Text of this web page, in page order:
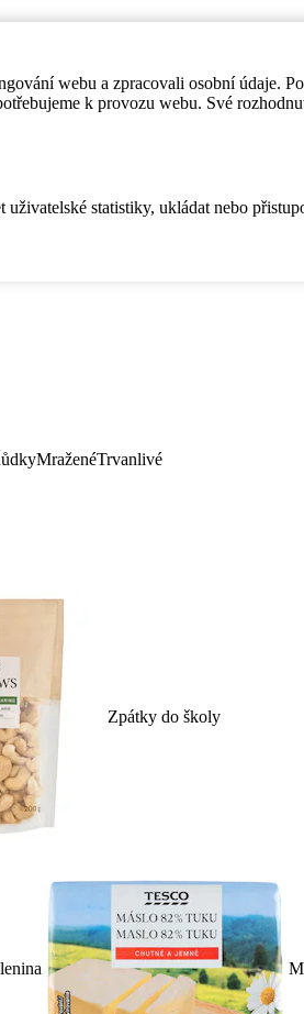
webu a zpracovali osobní údaje.
k provozu webu. Své
statistiky, ukládat nebo
MraženéTrvanlivé
Zpátky do školy